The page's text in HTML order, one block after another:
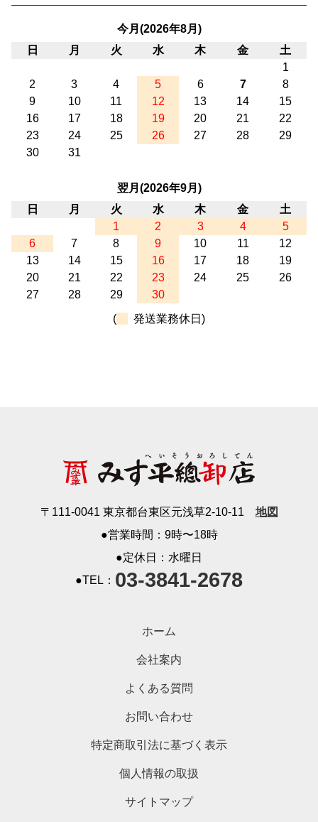
今月(2026年8月)
日
月 火 水 木 金
土
1
2
3 4 5 6 7
8
9
10 11 12 13 14
15
16
17 18 19 20 21
22
23
24 25 26 27 28
29
30
31
翌月(2026年9月)
日
月 火 水 木 金
土
1
2 3 4
5
6
7 8 9 10 11
12
13
14 15 16 17 18
19
20
21 22 23 24 25
26
27
28 29
30
(
発送業務休日)
〒111-0041 東京都台東区元浅草2-10-11
地図
●営業時間：9時〜18時
●定休日：水曜日
●TEL： 03-3841-2678
ホーム
会社案内
よくある質問
お問い合わせ
特定商取引法に基づく表示
個人情報の取扱
サイトマップ